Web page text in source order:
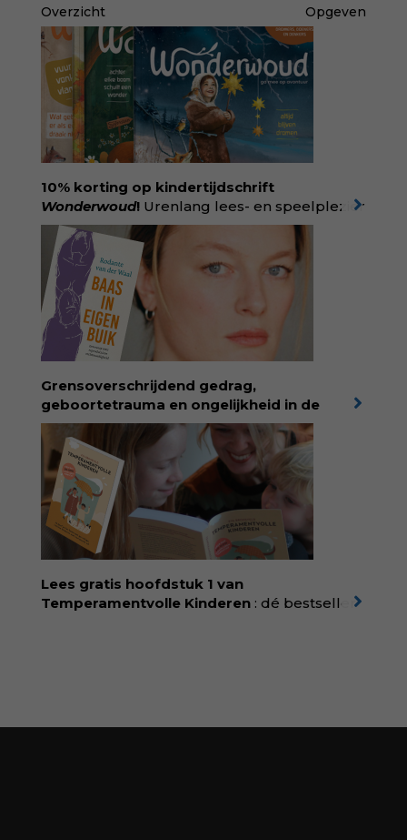
Overzicht Opgeven
10% korting op kindertijdschrift
Wonderwoud! Urenlang lees- en speelplezier
voor dromers, doeners en denkers.
Wonderwoud is het ambachtelijk gemaakte
antwoord op alle snelle gooimaarweg-
boekjes en hapsnap-filmpjes. Het mooiste
kindertijdschrift van Nederland; met liefde en
kunde voor taal, beeld en tekeningen die
spat van elke pagina. Dat vóel je. Dat voelt je
kind. Abonneer via
wonderwoud.nl/abonneren**
korting met code:
KIIND10
Grensoverschrijdend gedrag,
geboortetrauma en ongelijkheid in de
geboortezorg:in Baas in eigen buik verbindt
filosoof en vroedvrouw Rodante van der Waal
persoonlijke ervaringen aan structureel
onrecht en introduceert ze reproductieve
rechtvaardigheid als een collectieve, radicale
praktijk van zorg. Voor iedereen die wil
begrijpen wat er speelt rond vruchtbaarheid
en geboorte. Koop het boek via
singeluitgeverijen.nl/nijgh-van-
ditmar/boek/baas-in-eigen-buik
Lees gratis hoofdstuk 1 van
Temperamentvolle Kinderen : dé bestseller